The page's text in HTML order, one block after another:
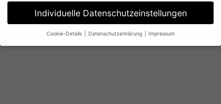
Individuelle Datenschutzeinstellungen
Cookie-Details Datenschutzerklärung Impressum
Datenschutzeinstellungen